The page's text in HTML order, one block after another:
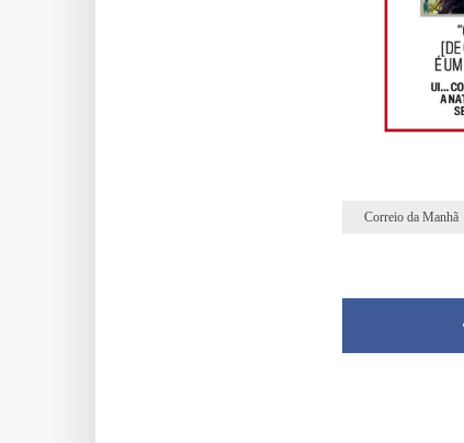
Correio da Manhã